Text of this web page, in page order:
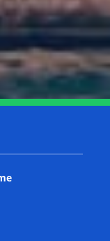
Youtube